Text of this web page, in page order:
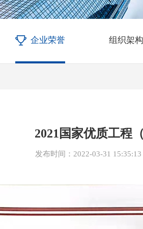
企业荣誉 组织架构
2021国家优质工程
发布时间：2022-03-31 15:35:13